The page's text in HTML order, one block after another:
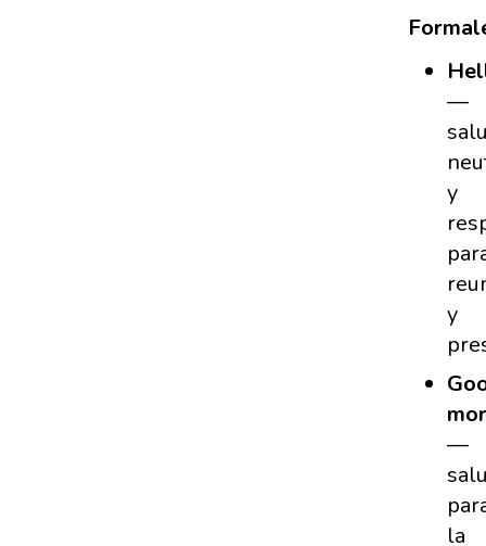
—
y
y
—
la